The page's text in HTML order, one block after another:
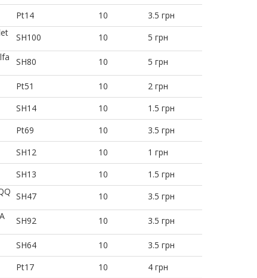
Pt14 10
3.5 грн
SH100 10
5 грн
SH80 10
5 грн
Pt51 10
2 грн
SH14 10
1.5 грн
Pt69 10
3.5 грн
SH12 10
1 грн
SH13 10
1.5 грн
SH47 10
3.5 грн
SH92 10
3.5 грн
SH64 10
3.5 грн
Pt17 10
4 грн